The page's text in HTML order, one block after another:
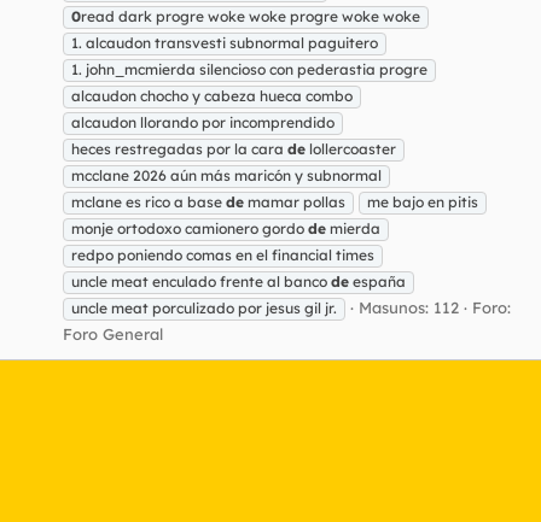
0read dark progre woke woke progre woke woke
1. alcaudon transvesti subnormal paguitero
1. john_mcmierda silencioso con pederastia progre
alcaudon chocho y cabeza hueca combo
alcaudon llorando por incomprendido
heces restregadas por la cara de lollercoaster
mcclane 2026 aún más maricón y subnormal
mclane es rico a base de mamar pollas
me bajo en pitis
monje ortodoxo camionero gordo de mierda
redpo poniendo comas en el financial times
uncle meat enculado frente al banco de españa
uncle meat porculizado por jesus gil jr.
Masunos: 112
Foro:
Foro General